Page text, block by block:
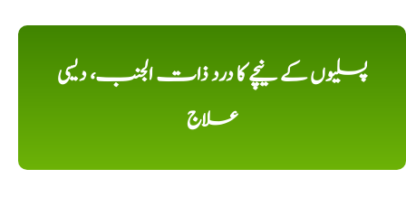
پسلیوں کے نیچے کا درد ذات الجنب، دیسی
علاج